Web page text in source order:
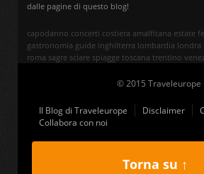
dalle pagine di questo blog!
capodanno concerti costiera amalfitana estate
gastronomia guide inghilterra lombardia londra
roma sagre sciare spiagge toscana trentino
© 2015 Traveleurope
Il Blog di Traveleurope Disclaimer
Collabora con noi
Torna su ↑